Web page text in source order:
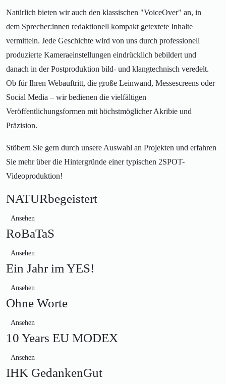
Natürlich bieten wir auch den klassischen "VoiceOver" an, in
dem Sprecher:innen redaktionell kompakt getextete Inhalte
vermitteln. Jede Geschichte wird von uns durch professionell
produzierte Kameraeinstellungen eindrücklich bebildert und
danach in der Postproduktion bild- und klangtechnisch veredelt.
Ob für Ihren Webauftritt, die große Leinwand, Messescreens oder
Social Media – wir bedienen die vielfältigen
Veröffentlichungsformen mit höchstmöglicher Akribie und
Präzision.
Stöbern Sie gern durch unsere Auswahl an Projekten und erfahren
Sie mehr über die Hintergründe einer typischen 2SPOT-
Videoproduktion!
NATURbegeistert
Ansehen
RoBaTaS
Ansehen
Ein Jahr im YES!
Ansehen
Ohne Worte
Ansehen
10 Years EU MODEX
Ansehen
IHK GedankenGut